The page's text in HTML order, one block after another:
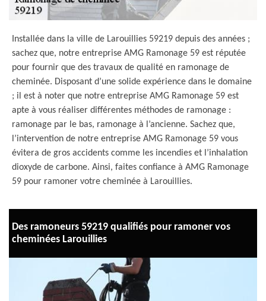
Installée dans la ville de Larouillies 59219 depuis des années ;
sachez que, notre entreprise AMG Ramonage 59 est réputée
pour fournir que des travaux de qualité en ramonage de
cheminée. Disposant d’une solide expérience dans le domaine
; il est à noter que notre entreprise AMG Ramonage 59 est
apte à vous réaliser différentes méthodes de ramonage :
ramonage par le bas, ramonage à l’ancienne. Sachez que,
l’intervention de notre entreprise AMG Ramonage 59 vous
évitera de gros accidents comme les incendies et l’inhalation
dioxyde de carbone. Ainsi, faites confiance à AMG Ramonage
59 pour ramoner votre cheminée à Larouillies.
Des ramoneurs 59219 qualifiés pour ramoner vos
cheminées Larouillies